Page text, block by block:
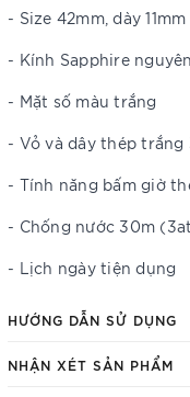
- Size 42mm, dày 11mm
- Kính Sapphire
- Mặt số màu trắng
- Vỏ và dây thép trắng
- Tính năng bấm giờ
- Chống nước 30m
- Lịch ngày tiện dụng
HƯỚNG DẪN SỬ DỤNG
NHẬN XÉT SẢN PHẨM